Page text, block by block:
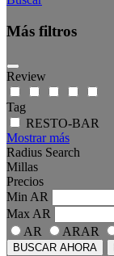
Más filtros
Review
Tag
RESTO-BAR
Mostrar más
Radius Search
Millas
Precios
Min AR
Max AR
AR
ARAR
BUSCAR AHORA